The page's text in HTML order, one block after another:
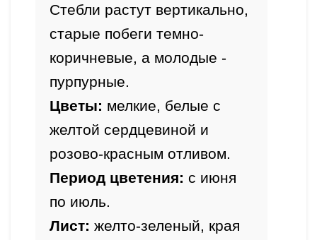
Стебли растут вертикально,
старые побеги темно-
коричневые, а молодые -
пурпурные.
Цветы: мелкие, белые с
желтой сердцевиной и
розово-красным отливом.
Период цветения: с июня
по июль.
Лист: желто-зеленый, края